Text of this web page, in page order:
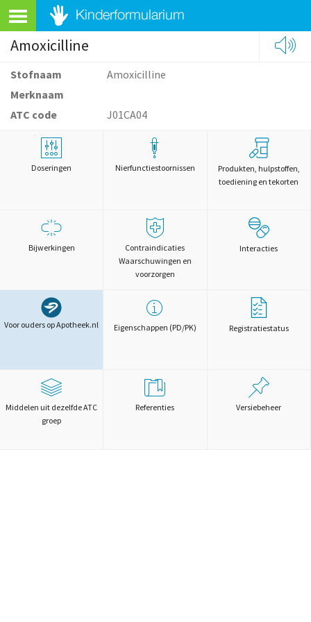
Amoxicilline
Stofnaam
Amoxicilline
Merknaam
ATC code
J01CA04
Doseringen Nierfunctiestoornissen
Produkten, hulpstoffen,
toediening en tekorten
Bijwerkingen
Contraindicaties
Waarschuwingen en
voorzorgen
Interacties
Voor ouders op Apotheek.nl Eigenschappen (PD/PK) Registratiestatus
Middelen uit dezelfde ATC
groep
Referenties Versiebeheer